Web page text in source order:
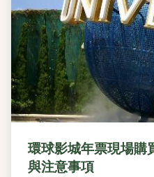
環球影城年票現場購
與注意事項